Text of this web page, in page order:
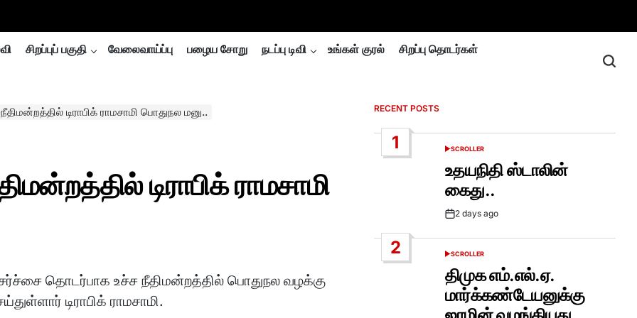
சிறப்புப் பகுதி வேலைவாய்ப்பு பழைய சோறு நடப்பு டிவி உங்கள் குரல் சிறப்பு தொடர்கள்
டிராபிக் ராமசாமி பொதுநல மனு..
டிராபிக் ராமசாமி
தொடர்பாக உச்ச நீதிமன்றத்தில் பொதுநல வழக்கு
டிராபிக் ராமசாமி.
RECENT POSTS
1
POSTED
SCROLLER
உதயநிதி ஸ்டாலின்
கைது..
Post2 days ago
2
POSTED
SCROLLER
திமுக எம்.எல்.ஏ.
மார்க்கண்டேயனுக்கு